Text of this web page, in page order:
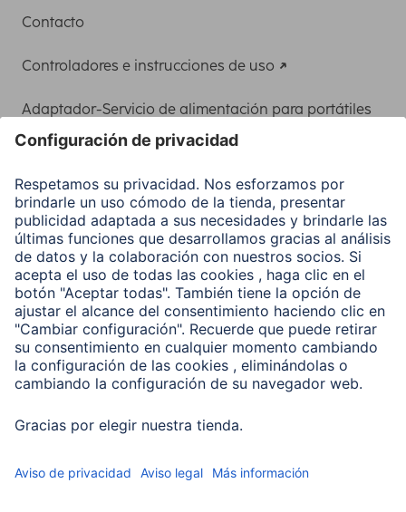
Contacto
Controladores e instrucciones de uso
Adaptador-Servicio de alimentación para portátiles
Clientes online
Conviértete en distribuidor
Compañía
Historia de la empresa
Hama en todo el Mundo
Sostenibilidad
Business-Portal